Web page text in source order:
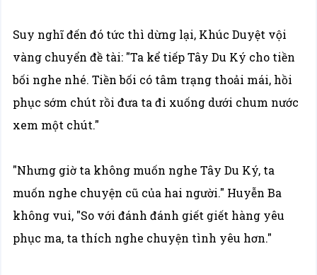
Suy nghĩ đến đó tức thì dừng lại, Khúc Duyệt vội
vàng chuyển đề tài: "Ta kể tiếp Tây Du Ký cho tiền
bối nghe nhé. Tiền bối có tâm trạng thoải mái, hồi
phục sớm chút rồi đưa ta đi xuống dưới chum nước
xem một chút."
"Nhưng giờ ta không muốn nghe Tây Du Ký, ta
muốn nghe chuyện cũ của hai người." Huyễn Ba
không vui, "So với đánh đánh giết giết hàng yêu
phục ma, ta thích nghe chuyện tình yêu hơn."